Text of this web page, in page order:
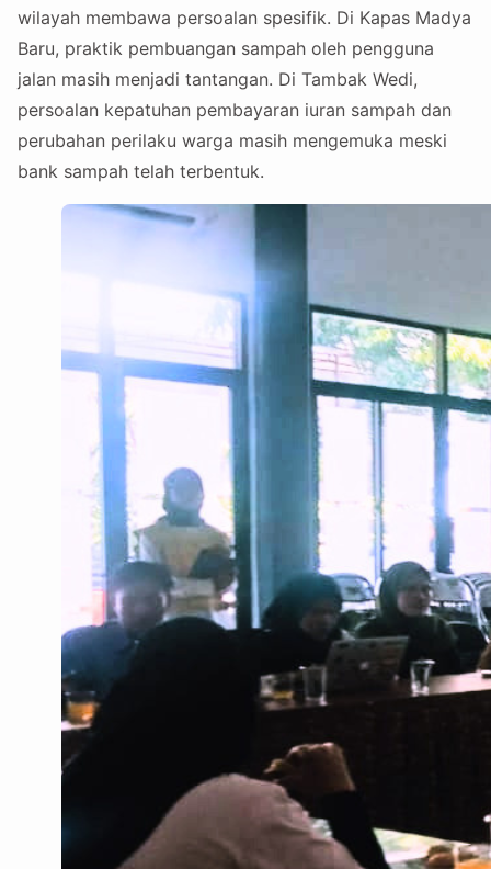
wilayah membawa persoalan spesifik. Di Kapas Madya
Baru, praktik pembuangan sampah oleh pengguna
jalan masih menjadi tantangan. Di Tambak Wedi,
persoalan kepatuhan pembayaran iuran sampah dan
perubahan perilaku warga masih mengemuka meski
bank sampah telah terbentuk.